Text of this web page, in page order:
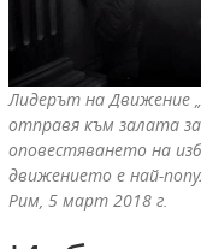
Лидерът на Движение
отправя към залата за
оповестяването на
движението е най-
Рим, 5 март 2018 г.